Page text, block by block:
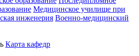
Медицинское училище при
инженерия Военно-медицинский
Карта кафедр